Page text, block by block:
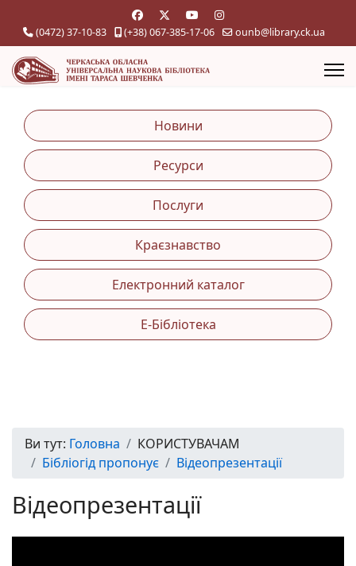
(0472) 37-10-83 (+38) 067-385-17-06 ounb@library.ck.ua
Новини
Ресурси
Послуги
Краєзнавство
Електронний каталог
Е-Бібліотека
Ви тут: Головна
КОРИСТУВАЧАМ
Бібліогід пропонує
Відеопрезентації
Відеопрезентації